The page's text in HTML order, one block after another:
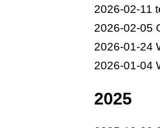
2026-02-11
2026-02-05
2026-01-24
2026-01-04
2025